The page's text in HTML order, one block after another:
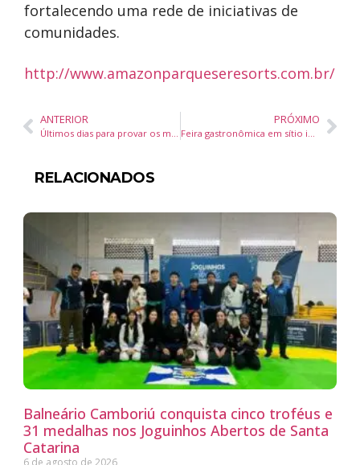
fortalecendo uma rede de iniciativas de
comunidades.
http://www.amazonparqueseresorts.com.br/
ANTERIOR
Últimos dias para provar os menus autorais e exclusivos do Festival Gastronômico Marina Itajaí
PRÓXIMO
Feira gastronômica em sítio integra produtores rurais da Serra Dona Francisca
RELACIONADOS
Balneário Camboriú conquista cinco troféus e
31 medalhas nos Joguinhos Abertos de Santa
Catarina
6 de agosto de 2026